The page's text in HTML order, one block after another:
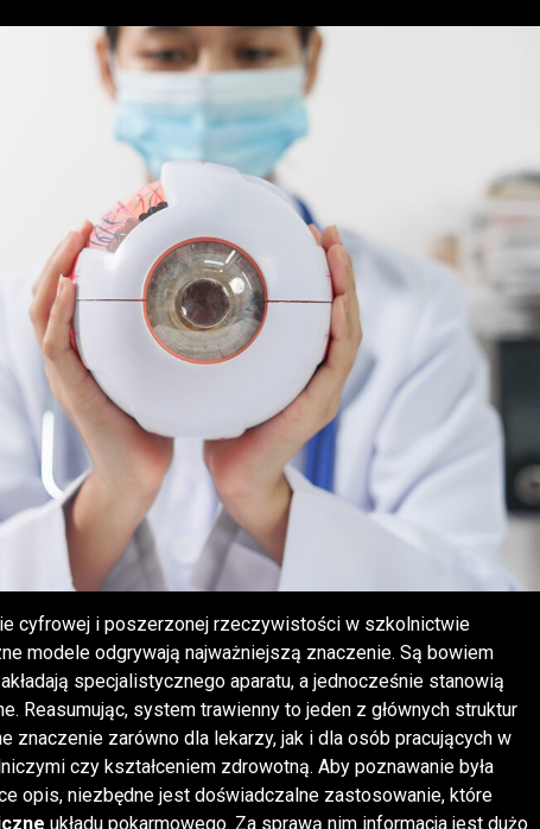
cyfrowej i poszerzonej rzeczywistości w szkolnictwie
modele odgrywają najważniejszą znaczenie. Są bowiem
specjalistycznego aparatu, a jednocześnie stanowią
Reasumując, system trawienny to jeden z głównych struktur
znaczenie zarówno dla lekarzy, jak i dla osób pracujących w
czy kształceniem zdrowotną. Aby poznawanie była
opis, niezbędne jest doświadczalne zastosowanie, które
układu pokarmowego. Za sprawą nim informacja jest dużo